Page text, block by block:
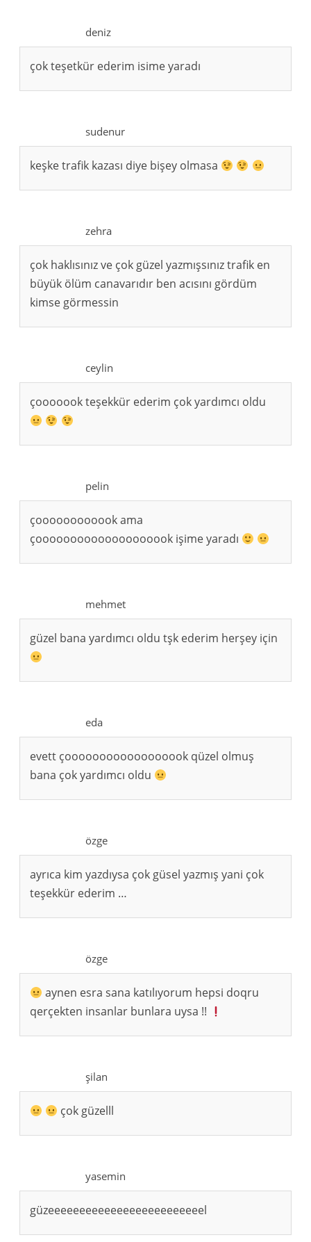
deniz
çok teşetkür ederim isime yaradı
sudenur
keşke trafik kazası diye bişey olmasa
zehra
çok haklısınız ve çok güzel yazmışsınız trafik en
büyük ölüm canavarıdır ben acısını gördüm
kimse görmessin
ceylin
çooooook teşekkür ederim çok yardımcı oldu
pelin
çoooooooooook ama
çoooooooooooooooooook işime yaradı
mehmet
güzel bana yardımcı oldu tşk ederim herşey için
eda
evett çoooooooooooooooook qüzel olmuş
bana çok yardımcı oldu
özge
ayrıca kim yazdıysa çok güsel yazmış yani çok
teşekkür ederim …
özge
aynen esra sana katılıyorum hepsi doqru
qerçekten insanlar bunlara uysa !!
şilan
çok güzelll
yasemin
güzeeeeeeeeeeeeeeeeeeeeeeeeel